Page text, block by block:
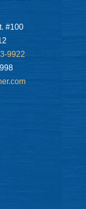
#100
9922